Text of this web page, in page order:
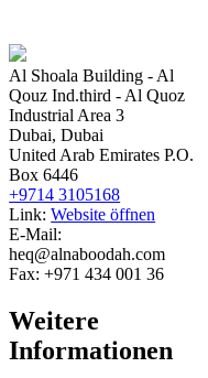
Al Shoala Building - Al
Qouz Ind.third - Al Quoz
Industrial Area 3
Dubai, Dubai
United Arab Emirates P.O.
Box 6446
+9714 3105168
Link:Website öffnen
E-Mail:
heq@alnaboodah.com
Fax:+971 434 001 36
Weitere
Informationen